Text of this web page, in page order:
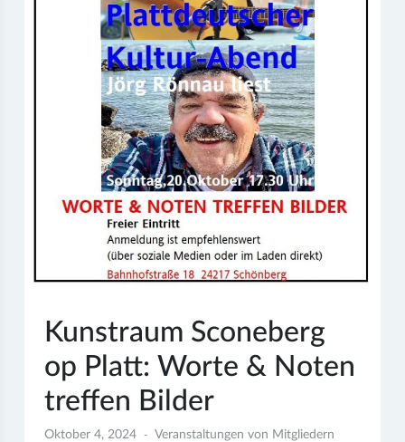
Kunstraum Sconeberg
op Platt: Worte & Noten
treffen Bilder
Oktober 4, 2024 Veranstaltungen von Mitgliedern